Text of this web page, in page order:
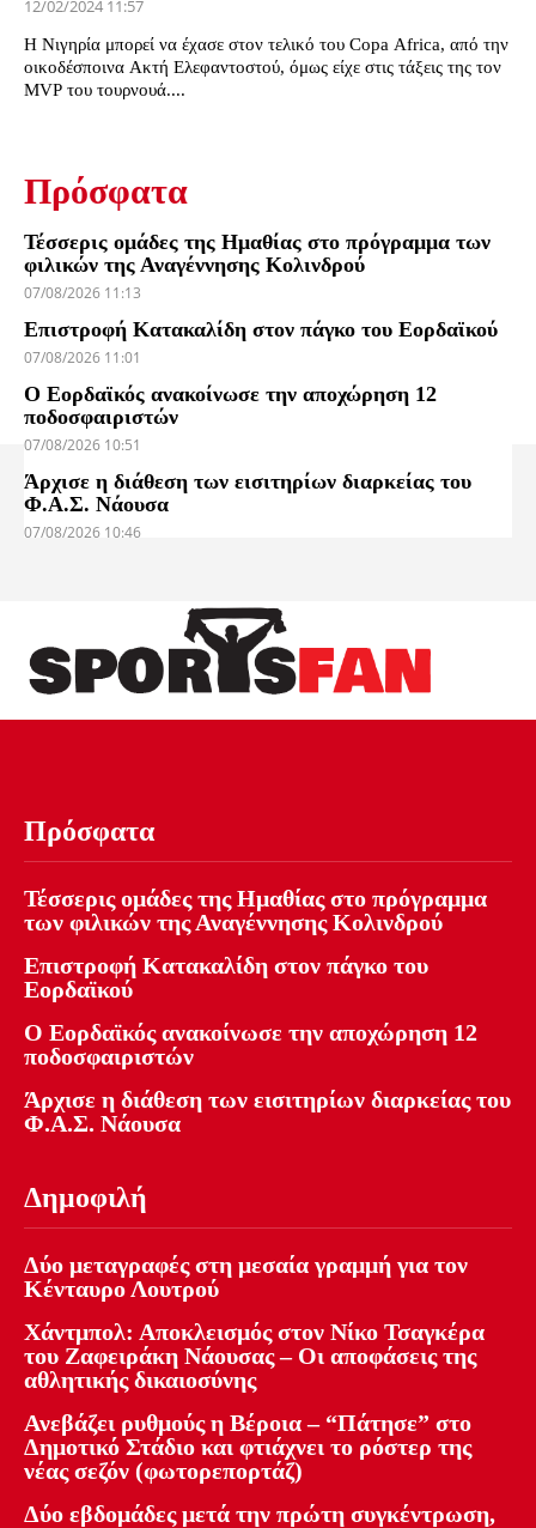
12/02/2024 11:57
Η Νιγηρία μπορεί να έχασε στον τελικό του Copa Africa, από την
οικοδέσποινα Ακτή Ελεφαντοστού, όμως είχε στις τάξεις της τον
MVP του τουρνουά....
Πρόσφατα
Τέσσερις ομάδες της Ημαθίας στο πρόγραμμα των
φιλικών της Αναγέννησης Κολινδρού
07/08/2026 11:13
Επιστροφή Κατακαλίδη στον πάγκο του Εορδαϊκού
07/08/2026 11:01
Ο Εορδαϊκός ανακοίνωσε την αποχώρηση 12
ποδοσφαιριστών
07/08/2026 10:51
Άρχισε η διάθεση των εισιτηρίων διαρκείας του
Φ.Α.Σ. Νάουσα
07/08/2026 10:46
Πρόσφατα
Τέσσερις ομάδες της Ημαθίας στο πρόγραμμα
των φιλικών της Αναγέννησης Κολινδρού
Επιστροφή Κατακαλίδη στον πάγκο του
Εορδαϊκού
Ο Εορδαϊκός ανακοίνωσε την αποχώρηση 12
ποδοσφαιριστών
Άρχισε η διάθεση των εισιτηρίων διαρκείας του
Φ.Α.Σ. Νάουσα
Δημοφιλή
Δύο μεταγραφές στη μεσαία γραμμή για τον
Κένταυρο Λουτρού
Χάντμπολ: Αποκλεισμός στον Νίκο Τσαγκέρα
του Ζαφειράκη Νάουσας – Οι αποφάσεις της
αθλητικής δικαιοσύνης
Ανεβάζει ρυθμούς η Βέροια – “Πάτησε” στο
Δημοτικό Στάδιο και φτιάχνει το ρόστερ της
νέας σεζόν (φωτορεπορτάζ)
Δύο εβδομάδες μετά την πρώτη συγκέντρωση,